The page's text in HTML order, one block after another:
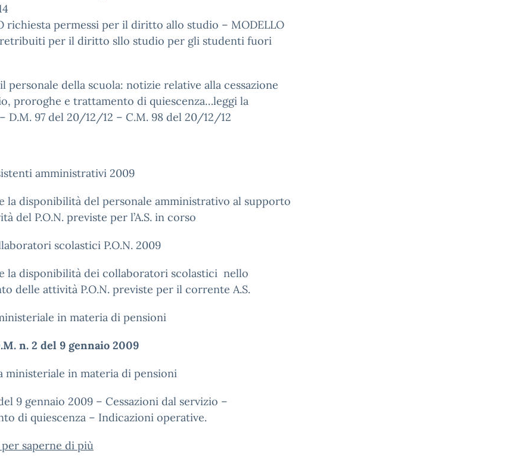
richiesta permessi per il diritto allo studio – MODELLO
per il diritto sllo studio per gli studenti fuori
personale della scuola: notizie relative alla cessazione
proroghe e trattamento di quiescenza…leggi la
D.M. 97 del 20/12/12 – C.M. 98 del 20/12/12
amministrativi 2009
la disponibilità del personale amministrativo al supporto
del P.O.N. previste per l’A.S. in corso
scolastici P.O.N. 2009
la disponibilità dei collaboratori scolastici nello
delle attività P.O.N. previste per il corrente A.S.
in materia di pensioni
n. 2 del 9 gennaio 2009
ministeriale in materia di pensioni
9 gennaio 2009 – Cessazioni dal servizio –
di quiescenza – Indicazioni operative.
saperne di più